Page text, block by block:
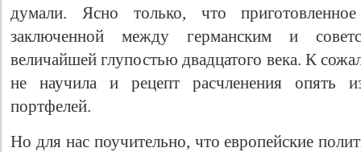
думали. Ясно только, что
заключенной между германским и
величайшей глупостью двадцатого века. К
не научила и рецепт расчленения опять
портфелей.
Но для нас поучительно, что европейские